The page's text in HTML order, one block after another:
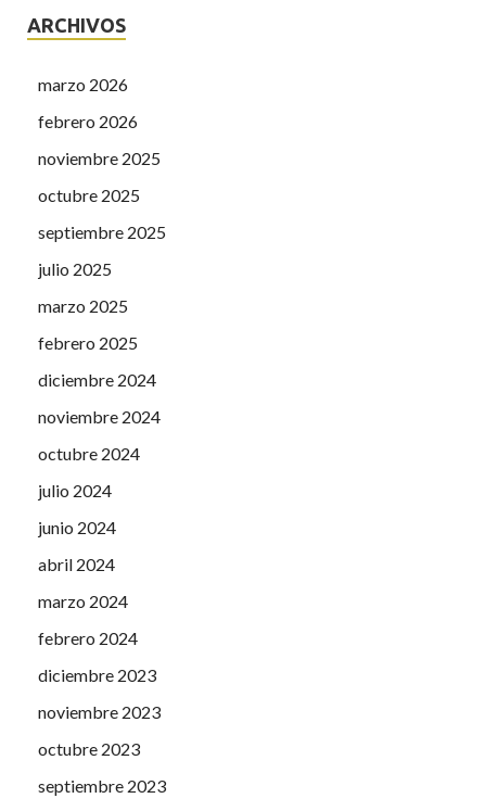
ARCHIVOS
marzo 2026
febrero 2026
noviembre 2025
octubre 2025
septiembre 2025
julio 2025
marzo 2025
febrero 2025
diciembre 2024
noviembre 2024
octubre 2024
julio 2024
junio 2024
abril 2024
marzo 2024
febrero 2024
diciembre 2023
noviembre 2023
octubre 2023
septiembre 2023